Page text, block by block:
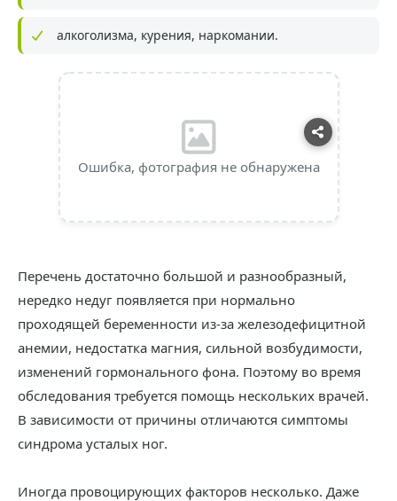
алкоголизма, курения, наркомании.
Ошибка, фотография не обнаружена
Перечень достаточно большой и разнообразный,
нередко недуг появляется при нормально
проходящей беременности из-за железодефицитной
анемии, недостатка магния, сильной возбудимости,
изменений гормонального фона. Поэтому во время
обследования требуется помощь нескольких врачей.
В зависимости от причины отличаются симптомы
синдрома усталых ног.
Иногда провоцирующих факторов несколько. Даже